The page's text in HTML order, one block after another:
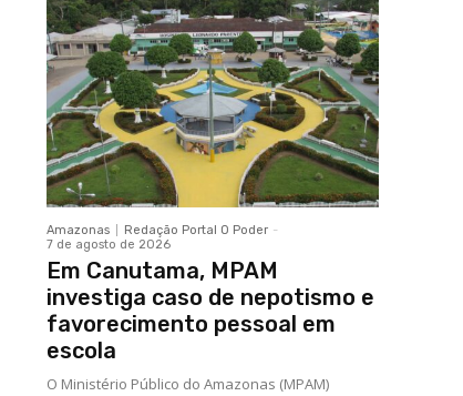
Amazonas Redação Portal O Poder -
7 de agosto de 2026
Em Canutama, MPAM
investiga caso de nepotismo e
favorecimento pessoal em
escola
O Ministério Público do Amazonas (MPAM)